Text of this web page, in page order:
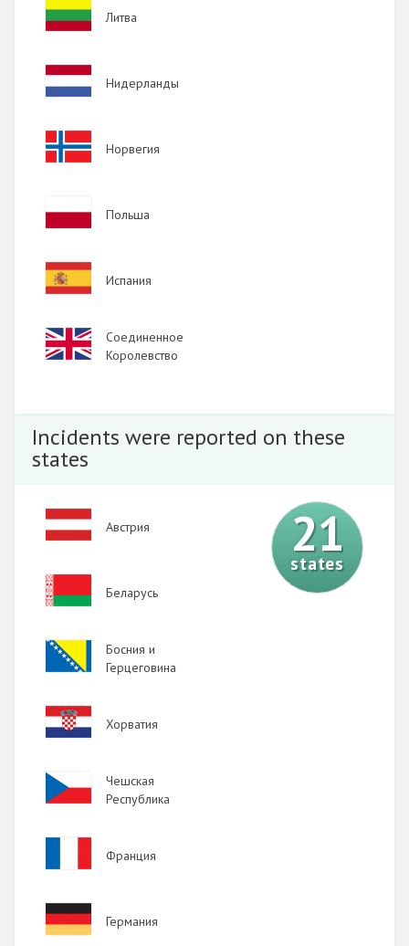
Image
Литва
Image
Нидерланды
Image
Норвегия
Польша
Image
Испания
Image
Соединенное
Королевство
Incidents were reported on these
states
Image
Австрия
Image
Беларусь
Image
Босния и
Герцеговина
Image
Хорватия
Image
Чешская
Республика
Франция
Image
Германия
21
states